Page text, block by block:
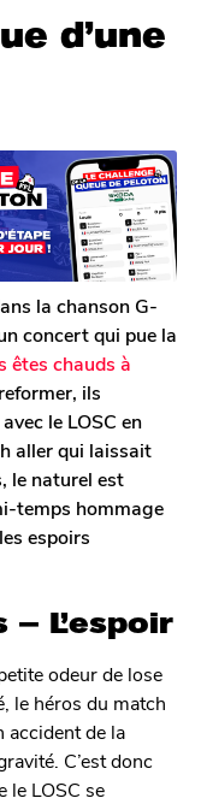
d’une
la chanson G-
concert qui pue la
êtes chauds à
ils
le LOSC en
aller qui laissait
le naturel est
temps hommage
espoirs
L’espoir
odeur de lose
le héros du match
accident de la
C’est donc
le LOSC se